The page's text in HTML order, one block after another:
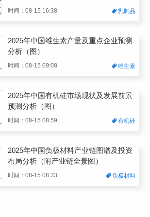
时间：08-15 16:38 乳制品
2025年中国维生素产量及重点企业预测
分析（图）
时间：08-15 09:08 维生素
2025年中国有机硅市场现状及发展前景
预测分析（图）
时间：08-15 08:59 有机硅
2025年中国负极材料产业链图谱及投资
布局分析（附产业链全景图）
时间：08-15 08:33 负极材料